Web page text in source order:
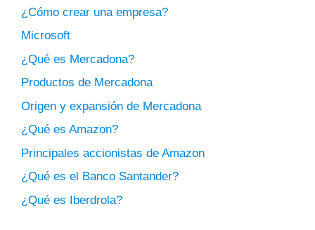
¿Cómo crear una empresa?
Microsoft
¿Qué es Mercadona?
Productos de Mercadona
Origen y expansión de Mercadona
¿Qué es Amazon?
Principales accionistas de Amazon
¿Qué es el Banco Santander?
¿Qué es Iberdrola?